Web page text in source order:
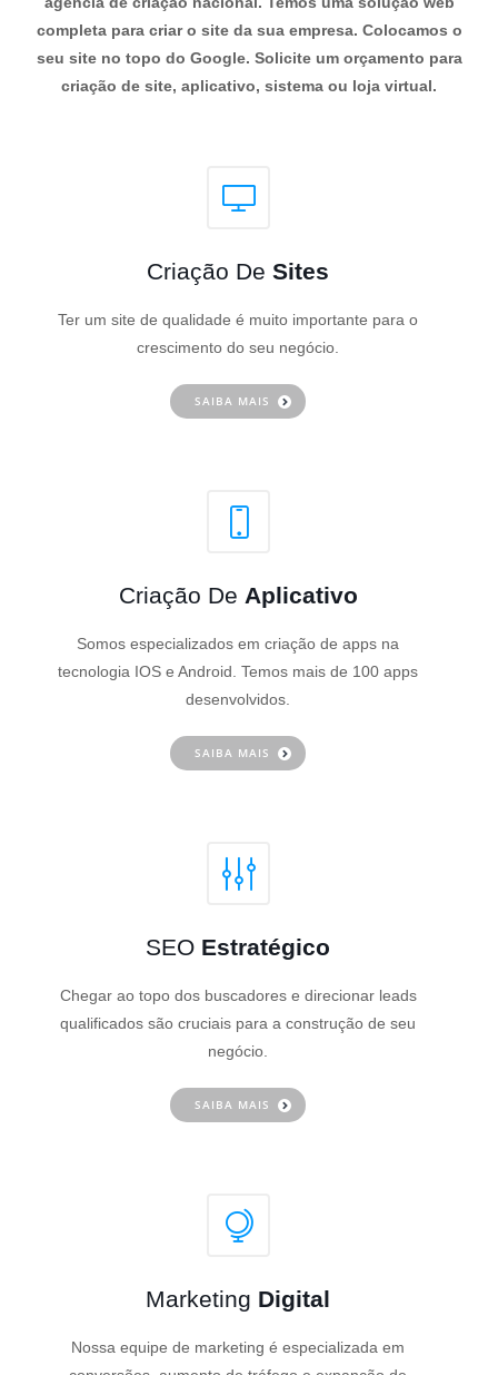
completa para criar o site da sua empresa. Colocamos o
seu site no topo do Google. Solicite um orçamento para
criação de site, aplicativo, sistema ou loja virtual.
Criação De Sites
Ter um site de qualidade é muito importante para o
crescimento do seu negócio.
SAIBA MAIS
Criação De Aplicativo
Somos especializados em criação de apps na
tecnologia IOS e Android. Temos mais de 100 apps
desenvolvidos.
SAIBA MAIS
SEO Estratégico
Chegar ao topo dos buscadores e direcionar leads
qualificados são cruciais para a construção de seu
negócio.
SAIBA MAIS
Marketing Digital
Nossa equipe de marketing é especializada em